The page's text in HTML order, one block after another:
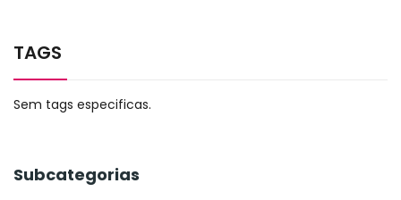
TAGS
Sem tags especificas.
Subcategorias